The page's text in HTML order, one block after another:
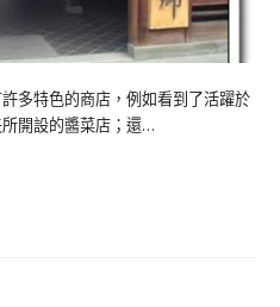
特色的商店，例如看到了活躍於
開設的醬菜店；還…